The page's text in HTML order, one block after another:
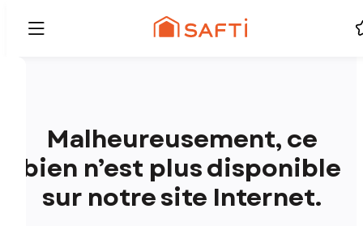
Malheureusement, ce
bien n’est plus disponible
sur notre site Internet.